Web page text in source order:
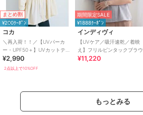
まとめ割
¥200ｸｰﾎﾟﾝ
コカ
＼再入荷！！／【UVパーカ
ー・UPF50＋】UVカットティ
アードパーカー 全4色
¥2,990
2点以上で10%OFF
期間限定SALE
¥1888ｸｰﾎﾟﾝ
インディヴィ
【UVケア／吸汗速乾／着映
え】フリルピンタックブラウ
ス
¥11,220
もっとみる